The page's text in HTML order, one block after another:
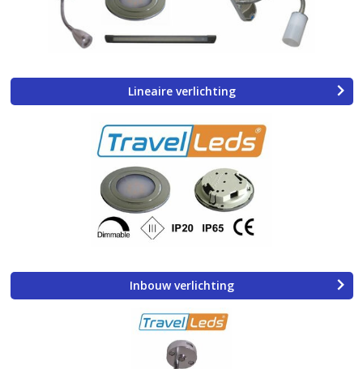
Lineaire verlichting
Inbouw verlichting